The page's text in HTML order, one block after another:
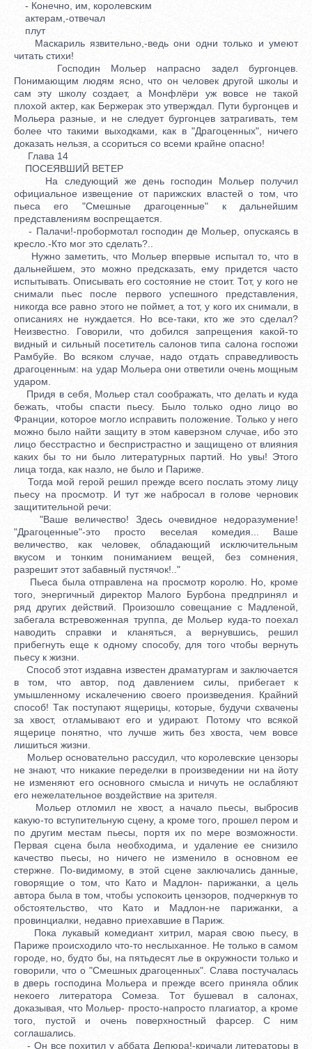
- Конечно, им, королевским
актерам,-отвечал
плут
Маскариль язвительно,-ведь они одни только и умеют
читать стихи!
Господин Мольер напрасно задел бургонцев.
Понимающим людям ясно, что он человек другой школы и
сам эту школу создает, а Монфлёри уж вовсе не такой
плохой актер, как Бержерак это утверждал. Пути бургонцев и
Мольера разные, и не следует бургонцев затрагивать, тем
более что такими выходками, как в "Драгоценных", ничего
доказать нельзя, а ссориться со всеми крайне опасно!
Глава 14
ПОСЕЯВШИЙ ВЕТЕР
На следующий же день господин Мольер получил
официальное извещение от парижских властей о том, что
пьеса его "Смешные драгоценные" к дальнейшим
представлениям воспрещается.
- Палачи!-пробормотал господин де Мольер, опускаясь в
кресло.-Кто мог это сделать?..
Нужно заметить, что Мольер впервые испытал то, что в
дальнейшем, это можно предсказать, ему придется часто
испытывать. Описывать его состояние не стоит. Тот, у кого не
снимали пьес после первого успешного представления,
никогда все равно этого не поймет, а тот, у кого их снимали, в
описаниях не нуждается. Но все-таки, кто же это сделал?
Неизвестно. Говорили, что добился запрещения какой-то
видный и сильный посетитель салонов типа салона госпожи
Рамбуйе. Во всяком случае, надо отдать справедливость
драгоценным: на удар Мольера они ответили очень мощным
ударом.
Придя в себя, Мольер стал соображать, что делать и куда
бежать, чтобы спасти пьесу. Было только одно лицо во
Франции, которое могло исправить положение. Только у него
можно было найти защиту в этом каверзном случае, ибо это
лицо бесстрастно и беспристрастно и защищено от влияния
каких бы то ни было литературных партий. Но увы! Этого
лица тогда, как назло, не было и Париже.
Тогда мой герой решил прежде всего послать этому лицу
пьесу на просмотр. И тут же набросал в голове черновик
защитительной речи:
"Ваше величество! Здесь очевидное недоразумение!
"Драгоценные"-это просто веселая комедия... Ваше
величество, как человек, обладающий исключительным
вкусом и тонким пониманием вещей, без сомнения,
разрешит этот забавный пустячок!.."
Пьеса была отправлена на просмотр королю. Но, кроме
того, энергичный директор Малого Бурбона предпринял и
ряд других действий. Произошло совещание с Мадленой,
забегала встревоженная труппа, де Мольер куда-то поехал
наводить справки и кланяться, а вернувшись, решил
прибегнуть еще к одному способу, для того чтобы вернуть
пьесу к жизни.
Способ этот издавна известен драматургам и заключается
в том, что автор, под давлением силы, прибегает к
умышленному искалечению своего произведения. Крайний
способ! Так поступают ящерицы, которые, будучи схвачены
за хвост, отламывают его и удирают. Потому что всякой
ящерице понятно, что лучше жить без хвоста, чем вовсе
лишиться жизни.
Мольер основательно рассудил, что королевские цензоры
не знают, что никакие переделки в произведении ни на йоту
не изменяют его основного смысла и ничуть не ослабляют
его нежелательное воздействие на зрителя.
Мольер отломил не хвост, а начало пьесы, выбросив
какую-то вступительную сцену, а кроме того, прошел пером и
по другим местам пьесы, портя их по мере возможности.
Первая сцена была необходима, и удаление ее снизило
качество пьесы, но ничего не изменило в основном ее
стержне. По-видимому, в этой сцене заключались данные,
говорящие о том, что Като и Мадлон- парижанки, а цель
автора была в том, чтобы успокоить цензоров, подчеркнув то
обстоятельство, что Като и Мадлон-не парижанки, а
провинциалки, недавно приехавшие в Париж.
Пока лукавый комедиант хитрил, марая свою пьесу, в
Париже происходило что-то неслыханное. Не только в самом
городе, но, будто бы, на пятьдесят лье в окружности только и
говорили, что о "Смешных драгоценных". Слава постучалась
в дверь господина Мольера и прежде всего приняла облик
некоего литератора Сомеза. Тот бушевал в салонах,
доказывая, что Мольер- просто-напросто плагиатор, а кроме
того, пустой и очень поверхностный фарсер. С ним
соглашались.
- Он все похитил у аббата Депюра!-кричали литераторы в